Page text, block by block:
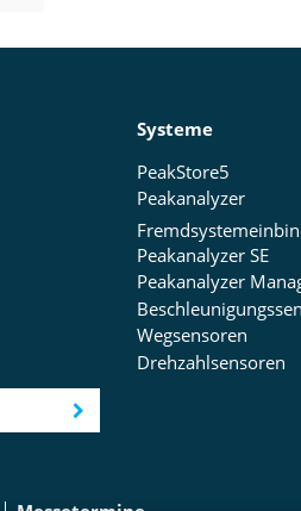
Systeme
PeakStore5
Peakanalyzer
Peakanalyzer SE
Peakanalyzer
Wegsensoren
Drehzahlsensoren